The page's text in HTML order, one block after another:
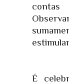
contas
É